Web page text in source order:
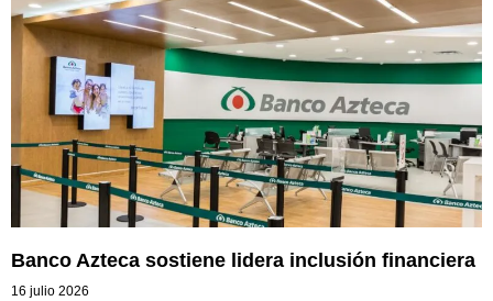
Banco Azteca sostiene lidera inclusión financiera
16 julio 2026